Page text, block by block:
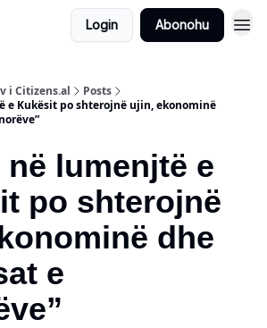
Login Abonohu
i Citizens.al
Posts
e Kukësit po shterojnë ujin, ekonominë
në lumenjtë e
po shterojnë
dhe
e